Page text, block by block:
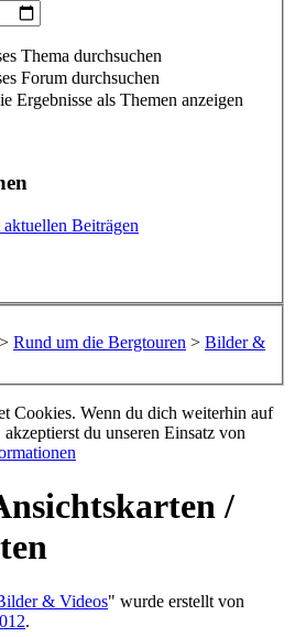
Thema durchsuchen
Forum durchsuchen
Ergebnisse als Themen anzeigen
Beiträgen
> Rund um die Bergtouren > Bilder &
Cookies. Wenn du dich weiterhin auf
du unseren Einsatz von
/
& Videos" wurde erstellt von
.